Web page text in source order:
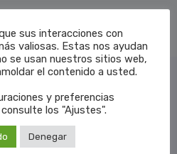
sus interacciones con
valiosas. Estas nos ayudan
se usan nuestros sitios web,
el contenido a usted.
y preferencias
los "Ajustes".
Denegar